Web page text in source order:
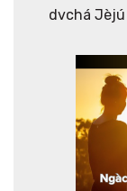
dvchá Jèjú